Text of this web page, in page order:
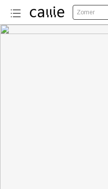
Zomer